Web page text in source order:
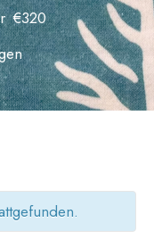
€320